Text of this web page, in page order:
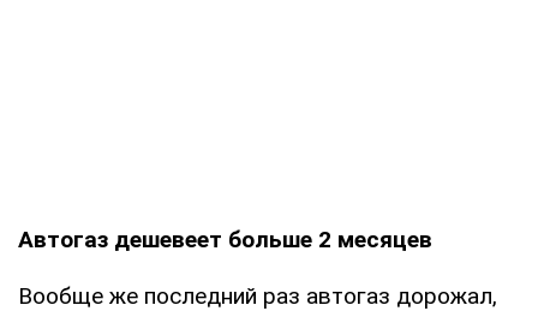
Автогаз дешевеет больше 2 месяцев
Вообще же последний раз автогаз дорожал,